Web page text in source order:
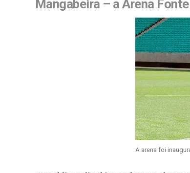
Mangabeira – a Arena
A arena foi